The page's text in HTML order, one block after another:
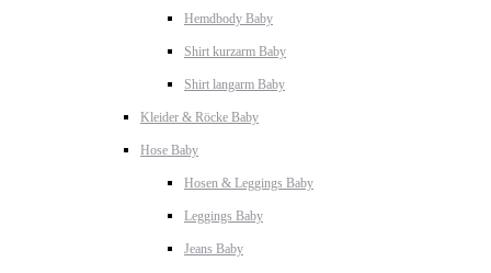
Hemdbody Baby
Shirt kurzarm Baby
Shirt langarm Baby
Kleider & Röcke Baby
Hose Baby
Hosen & Leggings Baby
Leggings Baby
Jeans Baby